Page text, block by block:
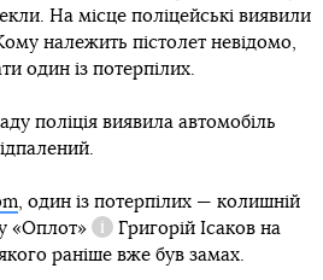
На місце поліцейські виявили
Кому належить пістолет невідомо,
один із потерпілих.
поліція виявила автомобіль
, один із потерпілих — колишній
«Оплот»
Довідка
Григорій Ісаков на
раніше вже був замах.